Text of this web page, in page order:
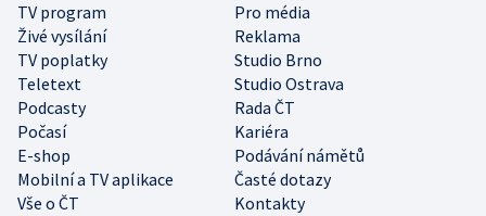
TV program
Pro média
Živé vysílání
Reklama
TV poplatky
Studio Brno
Teletext
Studio Ostrava
Podcasty
Rada ČT
Počasí
Kariéra
E-shop
Podávání námětů
Mobilní a TV aplikace
Časté dotazy
Vše o ČT
Kontakty